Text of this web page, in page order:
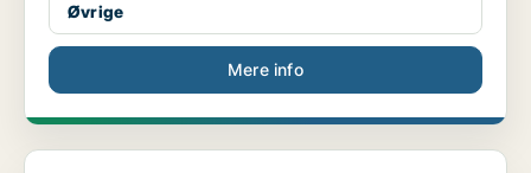
Øvrige
Mere info
Odense V: Projektleder i en Læringscafé i Odense -...